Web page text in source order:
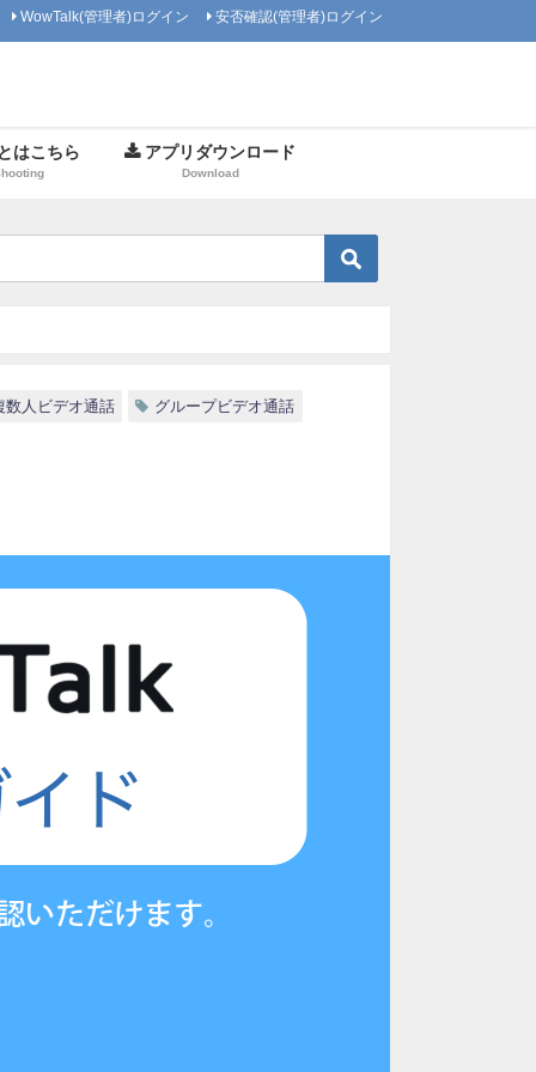
WowTalk(管理者)ログイン 安否確認(管理者)ログイン
はこちら アプリダウンロード
Download
数人ビデオ通話 グループビデオ通話